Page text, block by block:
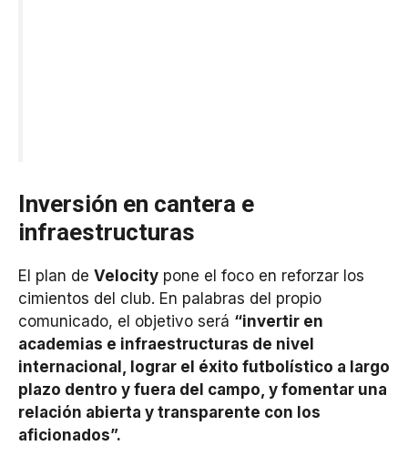
Inversión en cantera e
infraestructuras
El plan de Velocity pone el foco en reforzar los
cimientos del club. En palabras del propio
comunicado, el objetivo será “invertir en
academias e infraestructuras de nivel
internacional, lograr el éxito futbolístico a largo
plazo dentro y fuera del campo, y fomentar una
relación abierta y transparente con los
aficionados”.